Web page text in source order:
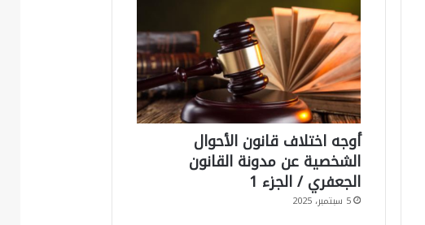
أوجه اختلاف قانون الأحوال
الشخصية عن مدونة القانون
الجعفري / الجزء 1
5 سبتمبر، 2025